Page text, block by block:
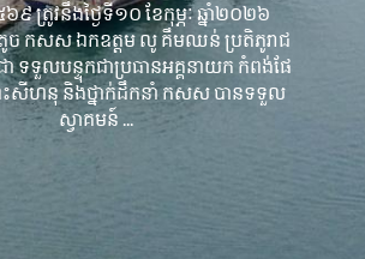
៩ ត្រូវនឹងថ្ងៃទី១០ ខែកុម្ភៈ ឆ្នាំ២០២៦
កសស ឯកឧត្តម លូ គឹមឈន់ ប្រតិភូរាជ
ជា ទទួលបន្ទុកជាប្រធានអគ្គនាយក កំពង់ផែ
ះសីហនុ និងថ្នាក់ដឹកនាំ កសស បានទទួល
ស្វាគមន៍ ...